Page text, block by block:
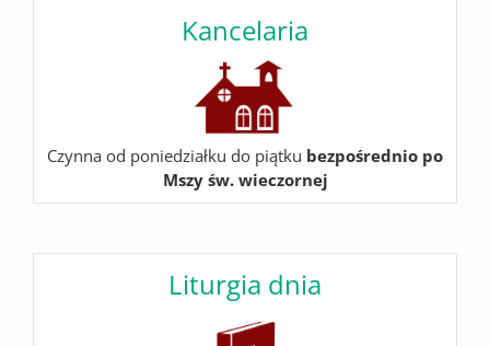
Kancelaria
Czynna od poniedziałku do piątku bezpośrednio po
Mszy św. wieczornej
Liturgia dnia